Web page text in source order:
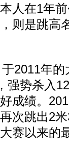
人在1年
则是跳高
年的
强势杀入
成绩。
次跳出2
赛以来的